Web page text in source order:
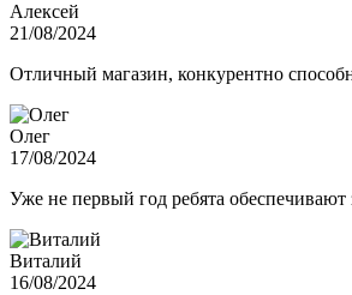
Алексей
21/08/2024
Отличный магазин, конкурентно
Олег
17/08/2024
Уже не первый год ребята
Виталий
16/08/2024